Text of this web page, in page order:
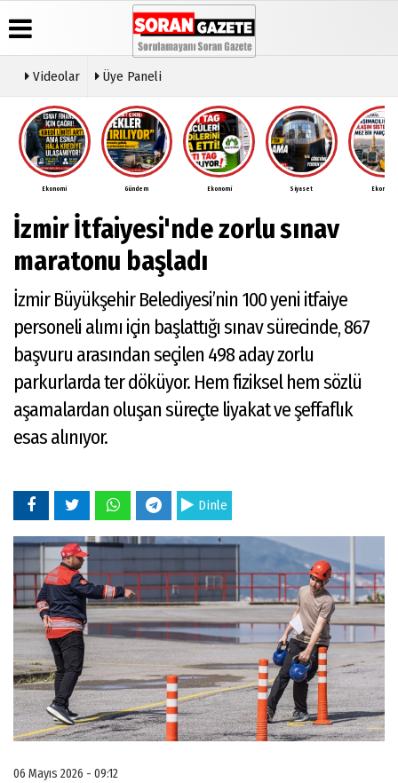
Üye Paneli
Haber
Arşivi
Günün
Haberleri
Anketler
Video
Galeri
Künye
İletişim
Çerez
Gizlilik
Videolar Üye Paneli
Ekonomi Gündem Ekonomi Siyaset Ekonomi
İzmir İtfaiyesi'nde zorlu sınav
maratonu başladı
İzmir Büyükşehir Belediyesi’nin 100 yeni itfaiye
personeli alımı için başlattığı sınav sürecinde, 867
başvuru arasından seçilen 498 aday zorlu
parkurlarda ter döküyor. Hem fiziksel hem sözlü
aşamalardan oluşan süreçte liyakat ve şeffaflık
esas alınıyor.
Dinle
06 Mayıs 2026 - 09:12